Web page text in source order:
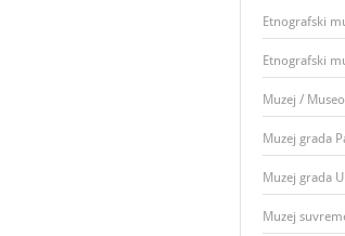
Etnografski
Etnografski
Muzej /
Muzej grada
Muzej grada
Muzej